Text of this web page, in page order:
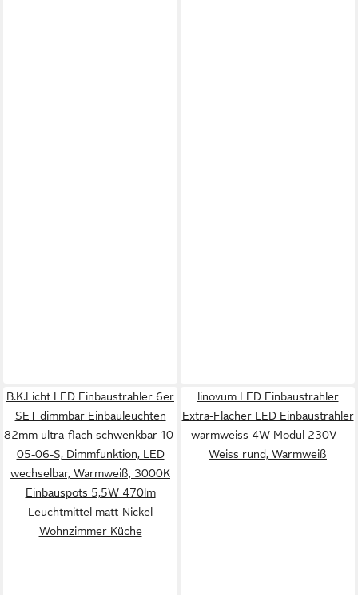
B.K.Licht LED Einbaustrahler 6er
SET dimmbar Einbauleuchten
82mm ultra-flach schwenkbar 10-
05-06-S, Dimmfunktion, LED
wechselbar, Warmweiß, 3000K
Einbauspots 5,5W 470lm
Leuchtmittel matt-Nickel
Wohnzimmer Küche
linovum LED Einbaustrahler
Extra-Flacher LED Einbaustrahler
warmweiss 4W Modul 230V -
Weiss rund, Warmweiß